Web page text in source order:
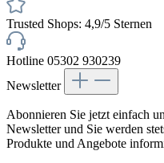
Trusted Shops: 4,9/5 Sternen
Hotline 05302 930239
Newsletter
Abonnieren Sie jetzt einfach
Newsletter und Sie werden
Produkte und Angebote